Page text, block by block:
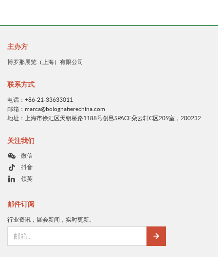
主办方
博罗那展览（上海）有限公司
联系方式
电话：+86-21-33633011
邮箱：marca@bolognafierechina.com
地址：上海市徐汇区天钥桥路1188号创邑SPACE朵云轩C区209室，200232
关注我们
微信
抖音
领英
邮件订阅
行业资讯，展会新闻，实时更新。